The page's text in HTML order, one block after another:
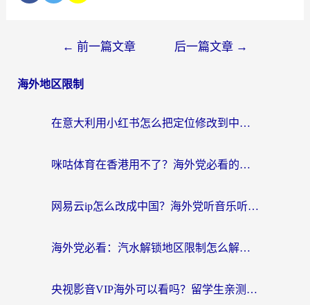
← 前一篇文章 后一篇文章 →
海外地区限制
在意大利用小红书怎么把定位修改到中国国内？3个实用技巧+1个靠谱工具帮你搞定
咪咕体育在香港用不了？海外党必看的回国加速器选择指南（附3个真实场景解决方案）
网易云ip怎么改成中国？海外党听音乐听书的无痛解决方案
海外党必看：汽水解锁地区限制怎么解除？3招解决国内影音&生活服务难题
央视影音VIP海外可以看吗？留学生亲测有效的回国加速器选择指南